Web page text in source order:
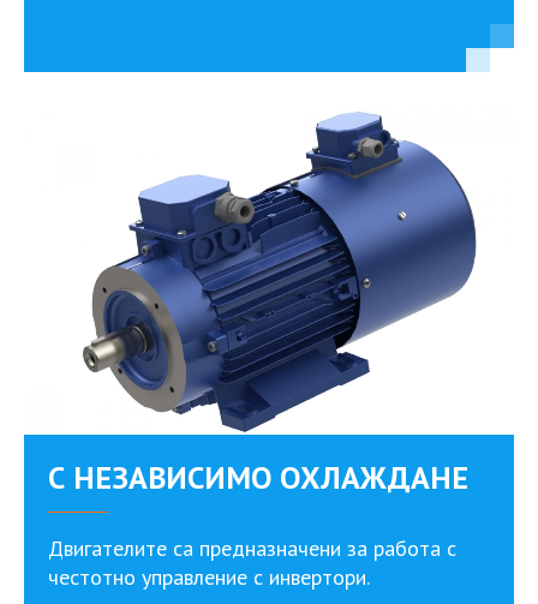
С НЕЗАВИСИМО ОХЛАЖДАНЕ
Двигателите са предназначени за работа с
честотно управление с инвертори.